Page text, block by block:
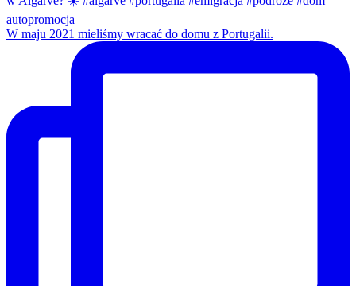
W maju 2021 mieliśmy wracać do domu z Portugalii.